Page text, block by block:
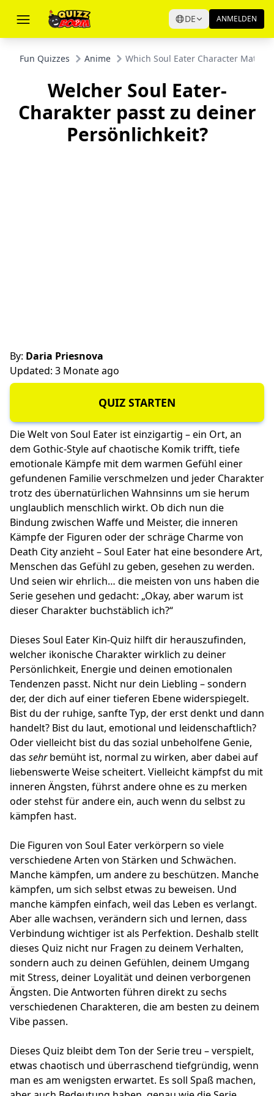
DE ANMELDEN
Fun Quizzes Anime Which Soul Eater Character
Welcher Soul Eater-
Charakter passt zu deiner
Persönlichkeit?
By: Daria Priesnova
Updated: 3 Monate ago
QUIZ STARTEN
Die Welt von Soul Eater ist einzigartig – ein Ort, an
dem Gothic-Style auf chaotische Komik trifft, tiefe
emotionale Kämpfe mit dem warmen Gefühl einer
gefundenen Familie verschmelzen und jeder Charakter
trotz des übernatürlichen Wahnsinns um sie herum
unglaublich menschlich wirkt. Ob dich nun die
Bindung zwischen Waffe und Meister, die inneren
Kämpfe der Figuren oder der schräge Charme von
Death City anzieht – Soul Eater hat eine besondere Art,
Menschen das Gefühl zu geben, gesehen zu werden.
Und seien wir ehrlich… die meisten von uns haben die
Serie gesehen und gedacht: „Okay, aber warum ist
dieser Charakter buchstäblich ich?“
Dieses Soul Eater Kin-Quiz hilft dir herauszufinden,
welcher ikonische Charakter wirklich zu deiner
Persönlichkeit, Energie und deinen emotionalen
Tendenzen passt. Nicht nur dein Liebling – sondern
der, der dich auf einer tieferen Ebene widerspiegelt.
Bist du der ruhige, sanfte Typ, der erst denkt und dann
handelt? Bist du laut, emotional und leidenschaftlich?
Oder vielleicht bist du das sozial unbeholfene Genie,
das sehrbemüht ist, normal zu wirken, aber dabei auf
liebenswerte Weise scheitert. Vielleicht kämpfst du mit
inneren Ängsten, führst andere ohne es zu merken
oder stehst für andere ein, auch wenn du selbst zu
kämpfen hast.
Die Figuren von Soul Eater verkörpern so viele
verschiedene Arten von Stärken und Schwächen.
Manche kämpfen, um andere zu beschützen. Manche
kämpfen, um sich selbst etwas zu beweisen. Und
manche kämpfen einfach, weil das Leben es verlangt.
Aber alle wachsen, verändern sich und lernen, dass
Verbindung wichtiger ist als Perfektion. Deshalb stellt
dieses Quiz nicht nur Fragen zu deinem Verhalten,
sondern auch zu deinen Gefühlen, deinem Umgang
mit Stress, deiner Loyalität und deinen verborgenen
Ängsten. Die Antworten führen direkt zu sechs
verschiedenen Charakteren, die am besten zu deinem
Vibe passen.
Dieses Quiz bleibt dem Ton der Serie treu – verspielt,
etwas chaotisch und überraschend tiefgründig, wenn
man es am wenigsten erwartet. Es soll Spaß machen,